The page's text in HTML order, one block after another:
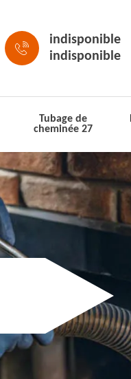
indisponible
indisponible
Tubage de
cheminée 27